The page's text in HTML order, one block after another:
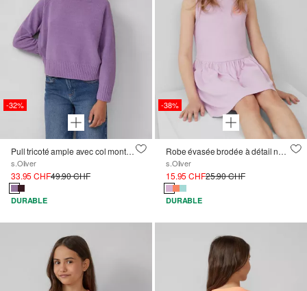
-32%
Pull tricoté ample avec col montant en fil chenille
s.Oliver
33.95 CHF49.90 CHF
DURABLE
-38%
Robe évasée brodée à détail noué
s.Oliver
15.95 CHF25.90 CHF
DURABLE